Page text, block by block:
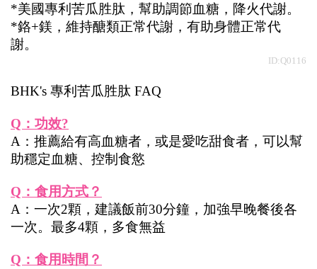
*美國專利苦瓜胜肽，幫助調節血糖，降火代謝。
*鉻+鎂，維持醣類正常代謝，有助身體正常代
謝。
ID:Q0116
BHK's 專利苦瓜胜肽 FAQ
Q：功效?
A：推薦給有高血糖者，或是愛吃甜食者，可以幫
助穩定血糖、控制食慾
Q：食用方式？
A：一次2顆，建議飯前30分鐘，加強早晚餐後各
一次。最多4顆，多食無益
Q：食用時間？